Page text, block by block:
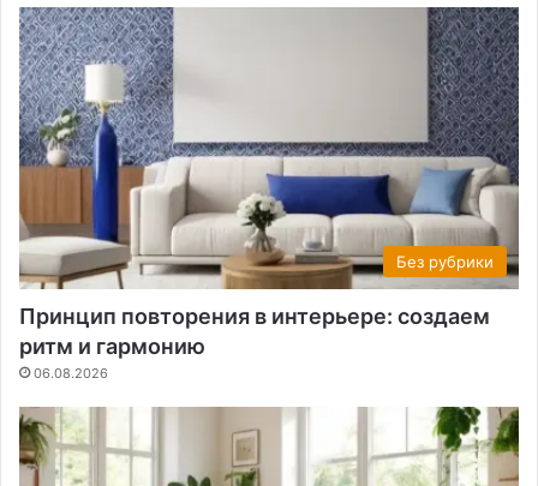
Без рубрики
Принцип повторения в интерьере: создаем
ритм и гармонию
06.08.2026